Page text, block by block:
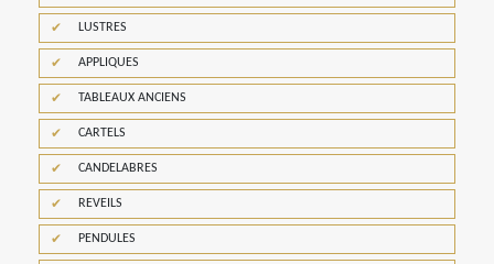
LUSTRES
APPLIQUES
TABLEAUX ANCIENS
CARTELS
CANDELABRES
REVEILS
PENDULES